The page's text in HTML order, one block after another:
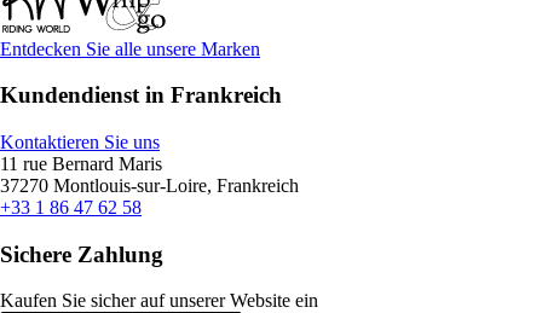
Entdecken Sie alle unsere Marken
Kundendienst in Frankreich
Kontaktieren Sie uns
11 rue Bernard Maris
37270 Montlouis-sur-Loire, Frankreich
+33 1 86 47 62 58
Sichere Zahlung
Kaufen Sie sicher auf unserer Website ein